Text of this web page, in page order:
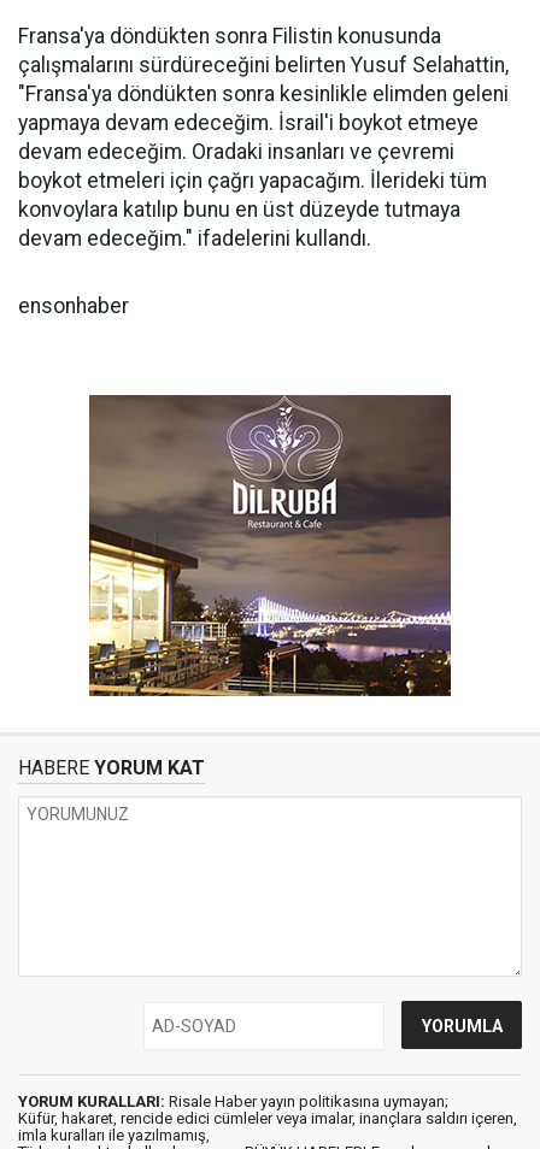
Fransa'ya döndükten sonra Filistin konusunda
çalışmalarını sürdüreceğini belirten Yusuf Selahattin,
"Fransa'ya döndükten sonra kesinlikle elimden geleni
yapmaya devam edeceğim. İsrail'i boykot etmeye
devam edeceğim. Oradaki insanları ve çevremi
boykot etmeleri için çağrı yapacağım. İlerideki tüm
konvoylara katılıp bunu en üst düzeyde tutmaya
devam edeceğim." ifadelerini kullandı.
ensonhaber
HABERE YORUM KAT
YORUM KURALLARI: Risale Haber yayın politikasına uymayan;
Küfür, hakaret, rencide edici cümleler veya imalar, inançlara saldırı içeren,
imla kuralları ile yazılmamış,